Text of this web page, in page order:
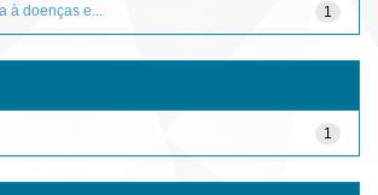
1
à doenças e...
1